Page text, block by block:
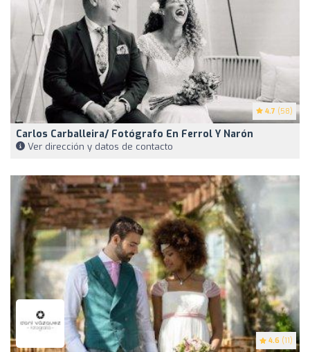
4.7 (58)
Carlos Carballeira/ Fotógrafo En Ferrol Y Narón
Ver dirección y datos de contacto
4.6 (11)